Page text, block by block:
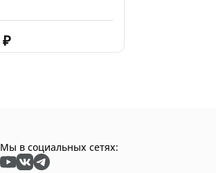
₽
Мы в социальных сетях: